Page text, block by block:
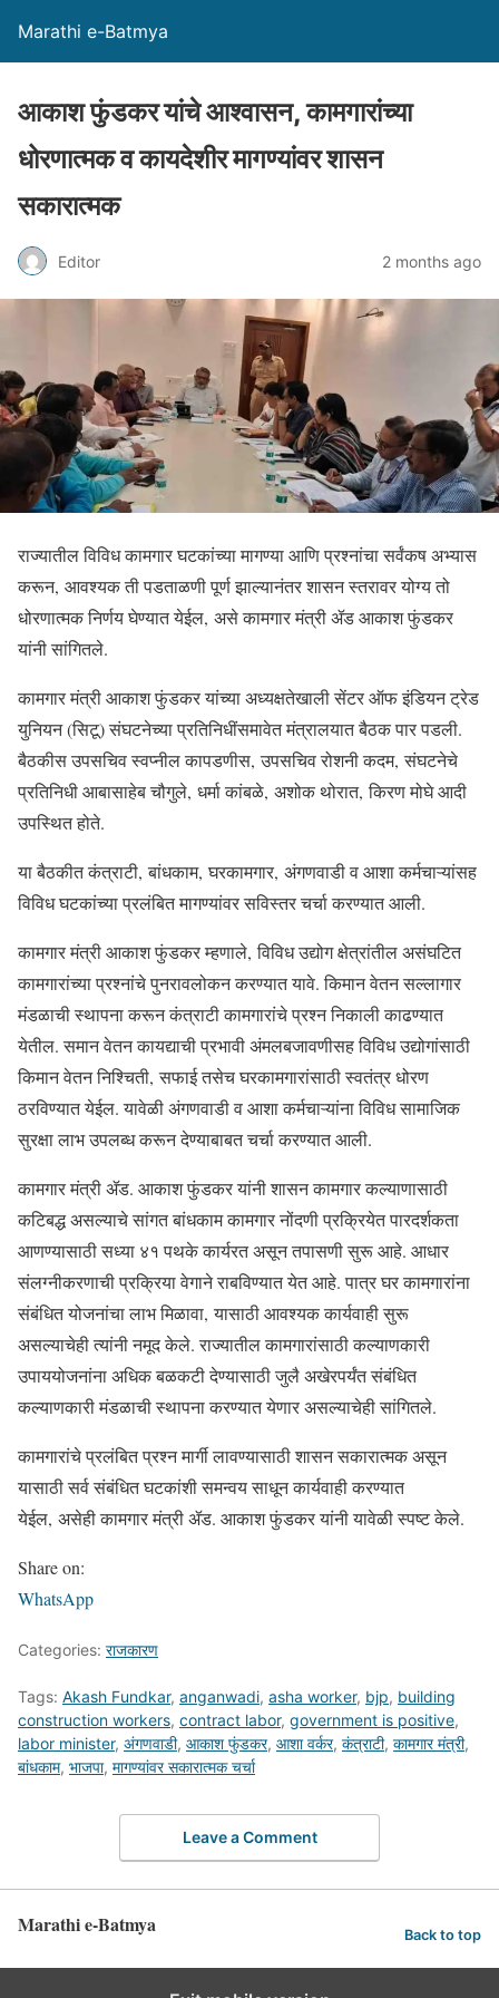
Marathi e-Batmya
आकाश फुंडकर यांचे आश्वासन, कामगारांच्या
धोरणात्मक व कायदेशीर मागण्यांवर शासन
सकारात्मक
Editor 2 months ago
राज्यातील विविध कामगार घटकांच्या मागण्या आणि प्रश्नांचा सर्वंकष अभ्यास
करून, आवश्यक ती पडताळणी पूर्ण झाल्यानंतर शासन स्तरावर योग्य तो
धोरणात्मक निर्णय घेण्यात येईल, असे कामगार मंत्री ॲड आकाश फुंडकर
यांनी सांगितले.
कामगार मंत्री आकाश फुंडकर यांच्या अध्यक्षतेखाली सेंटर ऑफ इंडियन ट्रेड
युनियन (सिटू) संघटनेच्या प्रतिनिधींसमावेत मंत्रालयात बैठक पार पडली.
बैठकीस उपसचिव स्वप्नील कापडणीस, उपसचिव रोशनी कदम, संघटनेचे
प्रतिनिधी आबासाहेब चौगुले, धर्मा कांबळे, अशोक थोरात, किरण मोघे आदी
उपस्थित होते.
या बैठकीत कंत्राटी, बांधकाम, घरकामगार, अंगणवाडी व आशा कर्मचाऱ्यांसह
विविध घटकांच्या प्रलंबित मागण्यांवर सविस्तर चर्चा करण्यात आली.
कामगार मंत्री आकाश फुंडकर म्हणाले, विविध उद्योग क्षेत्रांतील असंघटित
कामगारांच्या प्रश्नांचे पुनरावलोकन करण्यात यावे. किमान वेतन सल्लागार
मंडळाची स्थापना करून कंत्राटी कामगारांचे प्रश्न निकाली काढण्यात
येतील. समान वेतन कायद्याची प्रभावी अंमलबजावणीसह विविध उद्योगांसाठी
किमान वेतन निश्चिती, सफाई तसेच घरकामगारांसाठी स्वतंत्र धोरण
ठरविण्यात येईल. यावेळी अंगणवाडी व आशा कर्मचाऱ्यांना विविध सामाजिक
सुरक्षा लाभ उपलब्ध करून देण्याबाबत चर्चा करण्यात आली.
कामगार मंत्री ॲड. आकाश फुंडकर यांनी शासन कामगार कल्याणासाठी
कटिबद्ध असल्याचे सांगत बांधकाम कामगार नोंदणी प्रक्रियेत पारदर्शकता
आणण्यासाठी सध्या ४१ पथके कार्यरत असून तपासणी सुरू आहे. आधार
संलग्नीकरणाची प्रक्रिया वेगाने राबविण्यात येत आहे. पात्र घर कामगारांना
संबंधित योजनांचा लाभ मिळावा, यासाठी आवश्यक कार्यवाही सुरू
असल्याचेही त्यांनी नमूद केले. राज्यातील कामगारांसाठी कल्याणकारी
उपाययोजनांना अधिक बळकटी देण्यासाठी जुलै अखेरपर्यंत संबंधित
कल्याणकारी मंडळाची स्थापना करण्यात येणार असल्याचेही सांगितले.
कामगारांचे प्रलंबित प्रश्न मार्गी लावण्यासाठी शासन सकारात्मक असून
यासाठी सर्व संबंधित घटकांशी समन्वय साधून कार्यवाही करण्यात
येईल, असेही कामगार मंत्री ॲड. आकाश फुंडकर यांनी यावेळी स्पष्ट केले.
Share on:
WhatsApp
Categories: राजकारण
Tags: Akash Fundkar, anganwadi, asha worker, bjp, building
construction workers, contract labor, government is positive,
labor minister, अंगणवाडी, आकाश फुंडकर, आशा वर्कर, कंत्राटी, कामगार मंत्री,
बांधकाम, भाजपा, मागण्यांवर सकारात्मक चर्चा
Leave a Comment
Marathi e-Batmya Back to top